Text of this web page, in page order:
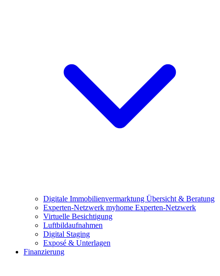
Digitale Immobilienvermarktung Übersicht & Beratung
Experten-Netzwerk myhome Experten-Netzwerk
Virtuelle Besichtigung
Luftbildaufnahmen
Digital Staging
Exposé & Unterlagen
Finanzierung